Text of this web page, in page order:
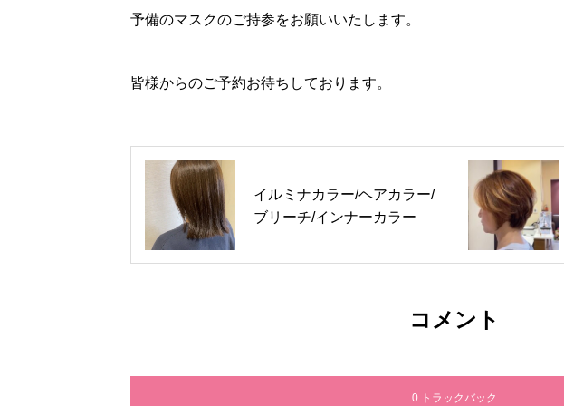
予備のマスクのご持参をお願いいたします。
皆様からのご予約お待ちしております。
イルミナカラー/ヘアカラー/
ブリーチ/インナーカラー
コメント
0 トラックバック